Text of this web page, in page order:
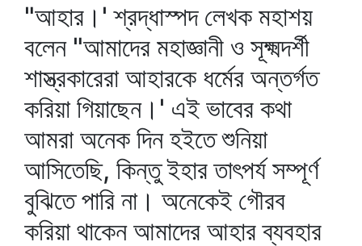
"আহার।' শ্রদ্ধাস্পদ লেখক মহাশয়
বলেন "আমাদের মহাজ্ঞানী ও সূক্ষ্মদর্শী
শাস্ত্রকারেরা আহারকে ধর্মের অন্তর্গত
করিয়া গিয়াছেন।' এই ভাবের কথা
আমরা অনেক দিন হইতে শুনিয়া
আসিতেছি, কিন্তু ইহার তাৎপর্য সম্পূর্ণ
বুঝিতে পারি না। অনেকেই গৌরব
করিয়া থাকেন আমাদের আহার ব্যবহার